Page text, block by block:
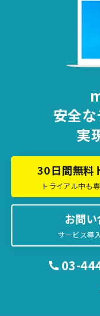
安全な
実
30日間無料
トライアル中も
お問
サービス導
03-